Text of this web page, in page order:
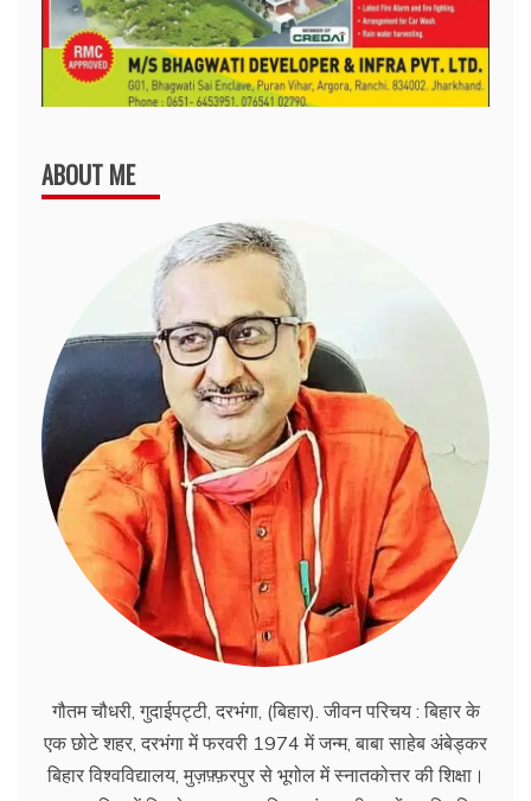
ABOUT ME
गौतम चौधरी, गुदाईपट्टी, दरभंगा, (बिहार). जीवन परिचय : बिहार के
एक छोटे शहर, दरभंगा में फरवरी 1974 में जन्म, बाबा साहेब अंबेड्कर
बिहार विश्वविद्यालय, मुज़फ़्फ़रपुर से भूगोल में स्नातकोत्तर की शिक्षा।